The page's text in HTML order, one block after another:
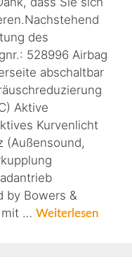
des
528996 Airbag
abschaltbar
Aktive
Kurvenlicht
(Außensound,
by Bowers &
mit … Weiterlesen